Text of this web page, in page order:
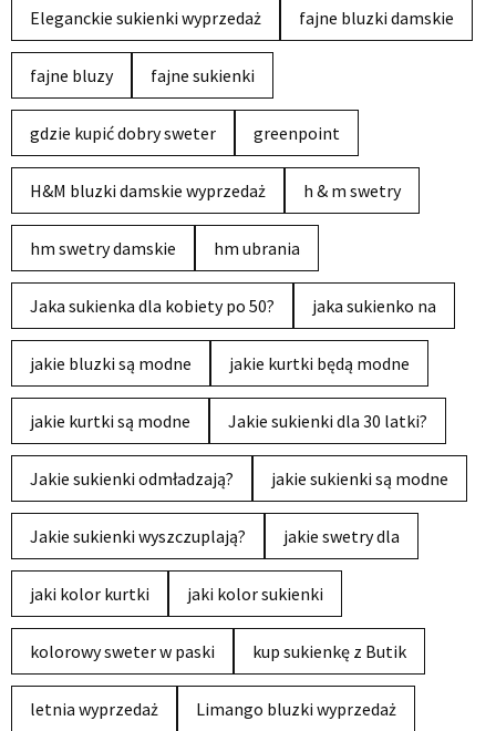
Eleganckie sukienki wyprzedaż fajne bluzki damskie
fajne bluzy fajne sukienki
gdzie kupić dobry sweter greenpoint
H&M bluzki damskie wyprzedaż h & m swetry
hm swetry damskie hm ubrania
Jaka sukienka dla kobiety po 50? jaka sukienko na
jakie bluzki są modne jakie kurtki będą modne
jakie kurtki są modne Jakie sukienki dla 30 latki?
Jakie sukienki odmładzają? jakie sukienki są modne
Jakie sukienki wyszczuplają? jakie swetry dla
jaki kolor kurtki jaki kolor sukienki
kolorowy sweter w paski kup sukienkę z Butik
letnia wyprzedaż Limango bluzki wyprzedaż